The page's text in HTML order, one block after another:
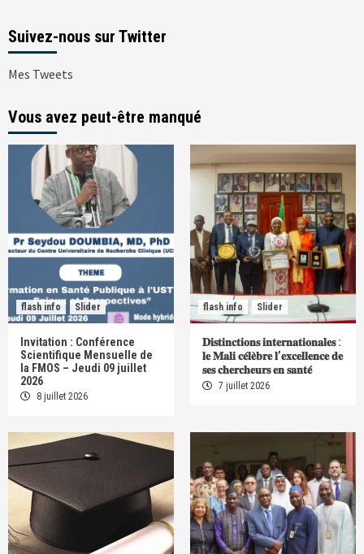
Suivez-nous sur Twitter
Mes Tweets
Vous avez peut-être manqué
flash info Slider
Invitation : Conférence
Scientifique Mensuelle de
la FMOS – Jeudi 09 juillet
2026
8 juillet 2026
flash info Slider
𝐃𝐢𝐬𝐭𝐢𝐧𝐜𝐭𝐢𝐨𝐧𝐬 𝐢𝐧𝐭𝐞𝐫𝐧𝐚𝐭𝐢𝐨𝐧𝐚𝐥𝐞𝐬 :
𝐥𝐞 𝐌𝐚𝐥𝐢 𝐜𝐞́𝐥𝐞̀𝐛𝐫𝐞 𝐥’𝐞𝐱𝐜𝐞𝐥𝐥𝐞𝐧𝐜𝐞 𝐝𝐞
𝐬𝐞𝐬 𝐜𝐡𝐞𝐫𝐜𝐡𝐞𝐮𝐫𝐬 𝐞𝐧 𝐬𝐚𝐧𝐭𝐞́
7 juillet 2026